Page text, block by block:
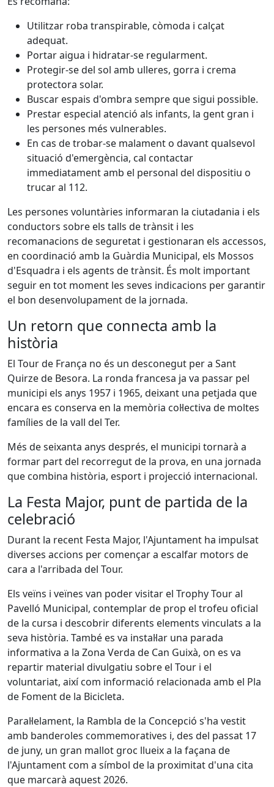
Utilitzar roba transpirable, còmoda i calçat
adequat.
Portar aigua i hidratar-se regularment.
Protegir-se del sol amb ulleres, gorra i crema
protectora solar.
Buscar espais d'ombra sempre que sigui possible.
Prestar especial atenció als infants, la gent gran i
les persones més vulnerables.
En cas de trobar-se malament o davant qualsevol
situació d'emergència, cal contactar
immediatament amb el personal del dispositiu o
trucar al 112.
Les persones voluntàries informaran la ciutadania i els
conductors sobre els talls de trànsit i les
recomanacions de seguretat i gestionaran els accessos,
en coordinació amb la Guàrdia Municipal, els Mossos
d'Esquadra i els agents de trànsit. És molt important
seguir en tot moment les seves indicacions per garantir
el bon desenvolupament de la jornada.
Un retorn que connecta amb la
història
El Tour de França no és un desconegut per a Sant
Quirze de Besora. La ronda francesa ja va passar pel
municipi els anys 1957 i 1965, deixant una petjada que
encara es conserva en la memòria col·lectiva de moltes
famílies de la vall del Ter.
Més de seixanta anys després, el municipi tornarà a
formar part del recorregut de la prova, en una jornada
que combina història, esport i projecció internacional.
La Festa Major, punt de partida de la
celebració
Durant la recent Festa Major, l'Ajuntament ha impulsat
diverses accions per començar a escalfar motors de
cara a l'arribada del Tour.
Els veïns i veïnes van poder visitar el Trophy Tour al
Pavelló Municipal, contemplar de prop el trofeu oficial
de la cursa i descobrir diferents elements vinculats a la
seva història. També es va instal·lar una parada
informativa a la Zona Verda de Can Guixà, on es va
repartir material divulgatiu sobre el Tour i el
voluntariat, així com informació relacionada amb el Pla
de Foment de la Bicicleta.
Paral·lelament, la Rambla de la Concepció s'ha vestit
amb banderoles commemoratives i, des del passat 17
de juny, un gran mallot groc llueix a la façana de
l'Ajuntament com a símbol de la proximitat d'una cita
que marcarà aquest 2026.